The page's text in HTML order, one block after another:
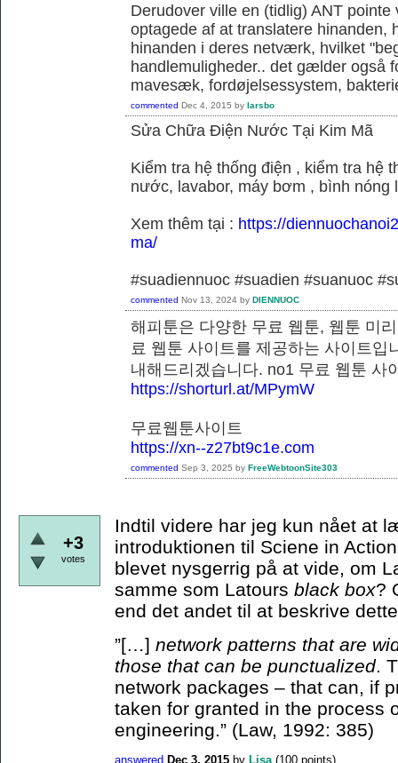
Derudover ville en (tidlig) ANT
optagede af at translatere hinanden,
hinanden i deres netværk, hvilket
handlemuligheder.. det gælder også
mavesæk, fordøjelsessystem,
commented Dec 4, 2015 by larsbo
Sửa Chữa Điện Nước Tại Kim Mã
Kiểm tra hệ thống điện , kiểm tra hệ
nước, lavabor, máy bơm , bình nóng
Xem thêm tại : https://
ma/
#suadiennuoc #suadien #suanuoc
commented Nov 13, 2024 by DIENNUOC
해피툰은 다양한 무료 웹툰, 웹툰 미
료 웹툰 사이트를 제공하는 사이트
내해드리겠습니다. no1 무료 웹
https://shorturl.at/MPymW
무료웹툰사이트
https://xn--z27bt9c1e.com
commented Sep 3, 2025 by FreeWebtoonSite303
+3
votes
Indtil videre har jeg kun nået at
introduktionen til Sciene in
blevet nysgerrig på at vide, om
samme som Latours black box?
end det andet til at beskrive
”[…] network patterns that are
those that can be punctualized.
network packages – that can, if
taken for granted in the process
engineering.” (Law, 1992: 385)
answered Dec 3, 2015 by Lisa (100 points)